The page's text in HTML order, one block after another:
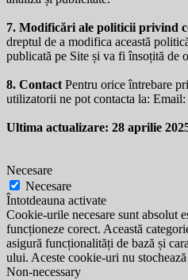
7. Modificări ale politicii privind
dreptul de a modifica această
publicată pe Site și va fi însoțită de
8. Contact Pentru orice întrebare
utilizatorii ne pot contacta la: Email:
Ultima actualizare: 28 aprilie
Necesare
Necesare
Întotdeauna activate
Cookie-urile necesare sunt absolut
funcționeze corect. Această
asigură funcționalități de bază și
ului. Aceste cookie-uri nu
Non-necessary